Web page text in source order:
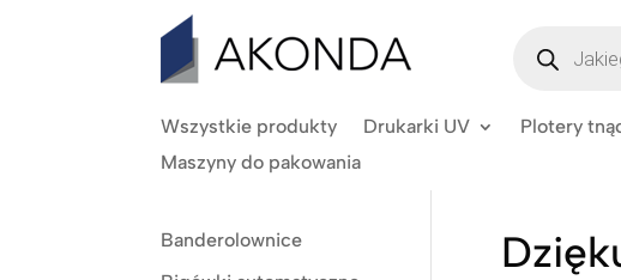
produktów
Wszystkie produkty Drukarki UV Plotery
Maszyny do pakowania
Banderolownice